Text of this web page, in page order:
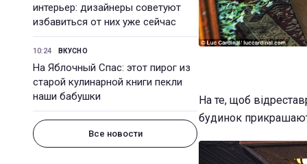
интерьер: дизайнеры советуют
избавиться от них уже сейчас
10:24 ВКУСНО
На Яблочный Спас: этот пирог из
старой кулинарной книги пекли
наши бабушки
Все новости
На те, щоб
будинок